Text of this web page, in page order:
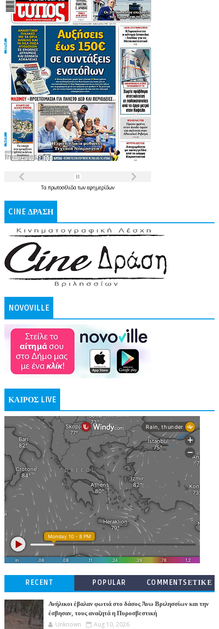
Τα πρωτοσέλιδατων εφημερίδων
CINE ΔΡΑΣΗ
NOVOVILLE
ΚΑΙΡΟΣ LIVE
RECENT POPULAR
COMMENTSΕΤΙΚΕ
Ανήλικοι έβαλαν φωτιά στο δάσος Άνω Βριλησσίων και την
έσβησαν, τους αναζητά η Πυροσβεστική
Unknown Aug 10, 2026